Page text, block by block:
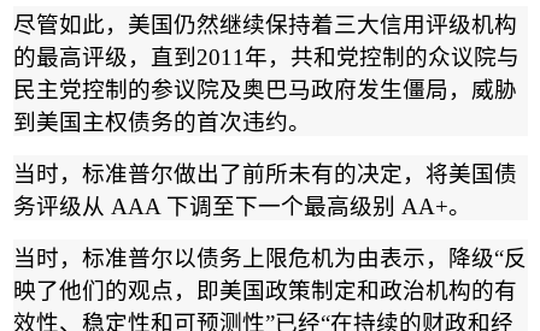
尽管如此，美国仍然继续保持着三大信用评级机构
的最高评级，直到 2011年，共和党控制的众议院与
民主党控制的参议院及奥巴马政府发生僵局，威胁
到美国主权债务的首次违约。
当时，标准普尔做出了前所未有的决定，将美国债
务评级从 AAA 下调至下一个最高级别 AA+。
当时，标准普尔以债务上限危机为由表示，降级“反
映了他们的观点，即美国政策制定和政治机构的有
效性、稳定性和可预测性”已经“在持续的财政和经